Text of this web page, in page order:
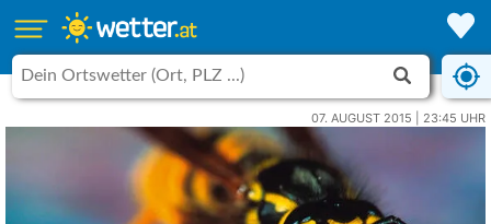
07. AUGUST 2015 | 23:45 UHR